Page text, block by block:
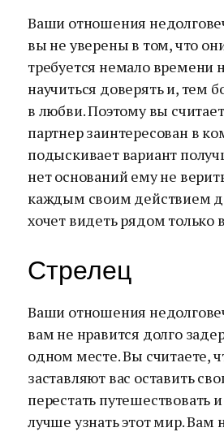
Ваши отношения
вы не уверены в том, что
требуется немало времени
научиться доверять и, тем
в любви. Поэтому вы
партнер заинтересован в
подыскивает вариант
нет оснований ему не
каждым своим действием
хочет видеть рядом только
Стрелец
Ваши отношения
вам не нравится долго
одном месте. Вы считаете,
заставляют вас оставить
перестать путешествовать
лучше узнать этот мир. Вам